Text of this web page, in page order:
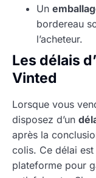
Un
bordereau
l’acheteur.
Les délais
Vinted
Lorsque vous
disposez d’un
après la
colis. Ce délai
plateforme pour